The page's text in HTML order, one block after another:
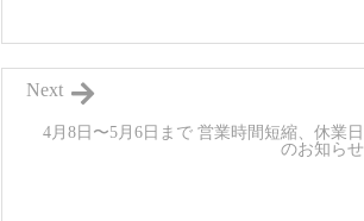
4月8日〜5月6日まで 営業時間短縮、休業日
のお知らせ
Next